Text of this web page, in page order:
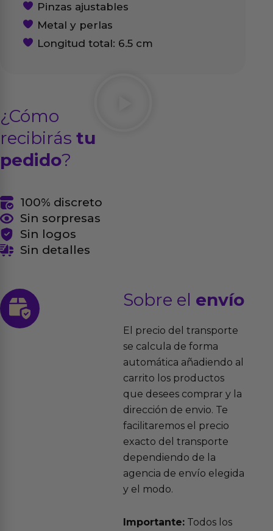
Pinzas ajustables
Metal y perlas
Longitud total: 6.5 cm
¿Cómo
recibirás tu
pedido?
100% discreto
Sin sorpresas
Sin logos
Sin detalles
Sobre el envío
El precio del transporte
se calcula de forma
automática añadiendo al
carrito los productos
que desees comprar y la
dirección de envio. Te
facilitaremos el precio
exacto del transporte
dependiendo de la
agencia de envío elegida
y el modo.
Importante:Todos los